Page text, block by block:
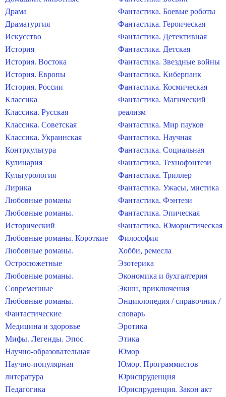
Драма
Драматургия
Искусство
История
История. Востока
История. Европы
История. России
Классика
Классика. Русская
Классика. Советская
Классика. Украинская
Контркультура
Кулинария
Культурология
Лирика
Любовные романы
Любовные романы.
Исторический
Любовные романы. Короткие
Любовные романы.
Остросюжетные
Любовные романы.
Современные
Любовные романы.
Фантастические
Медицина и здоровье
Мифы. Легенды. Эпос
Научно-образовательная
Научно-популярная
литература
Педагогика
Фантастика. Боевые роботы
Фантастика. Героическая
Фантастика. Детективная
Фантастика. Детская
Фантастика. Звездные войны
Фантастика. Киберпанк
Фантастика. Космическая
Фантастика. Магический
реализм
Фантастика. Мир пауков
Фантастика. Научная
Фантастика. Социальная
Фантастика. Технофэнтези
Фантастика. Триллер
Фантастика. Ужасы, мистика
Фантастика. Фэнтези
Фантастика. Эпическая
Фантастика. Юмористическая
Философия
Хобби, ремесла
Эзотерика
Экономика и бухгалтерия
Экшн, приключения
Энциклопедия / справочник /
словарь
Эротика
Этика
Юмор
Юмор. Программистов
Юриспруденция
Юриспруденция. Закон акт